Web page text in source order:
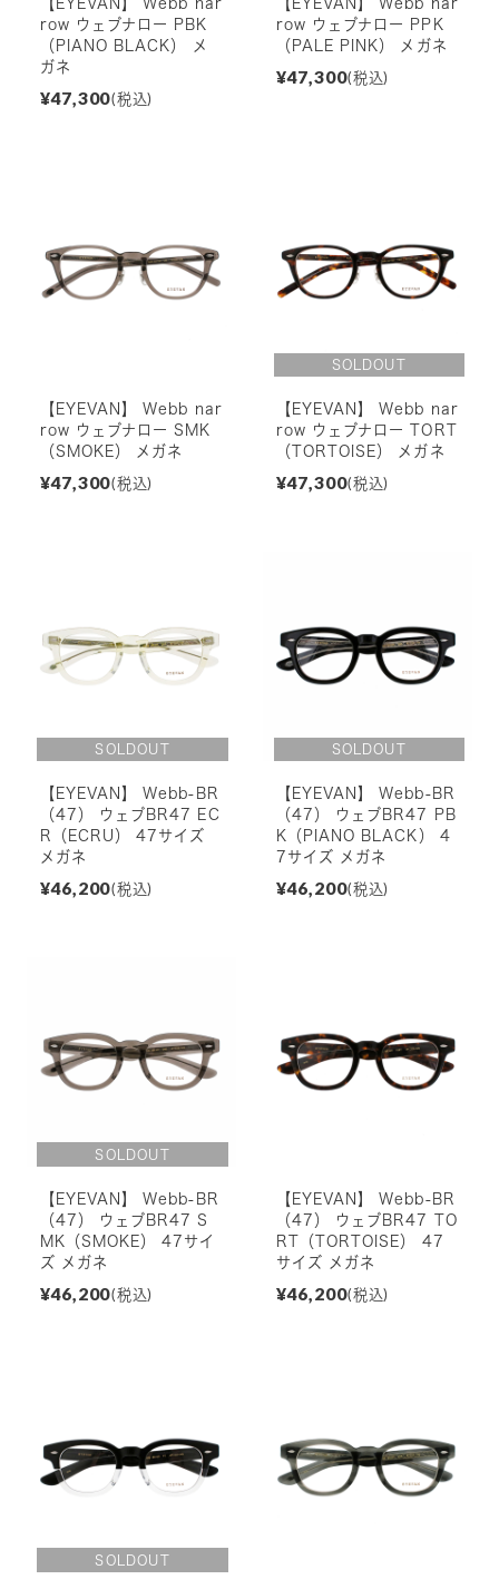
【EYEVAN】 Webb nar
row ウェブナロー PBK
（PIANO BLACK） メ
ガネ
¥47,300(税込)
【EYEVAN】 Webb nar
row ウェブナロー PPK
（PALE PINK） メガネ
¥47,300(税込)
【EYEVAN】 Webb nar
row ウェブナロー SMK
（SMOKE） メガネ
¥47,300(税込)
【EYEVAN】 Webb nar
row ウェブナロー TORT
（TORTOISE） メガネ
¥47,300(税込)
【EYEVAN】 Webb-BR
（47） ウェブBR47 EC
R（ECRU） 47サイズ
メガネ
¥46,200(税込)
【EYEVAN】 Webb-BR
（47） ウェブBR47 PB
K（PIANO BLACK） 4
7サイズ メガネ
¥46,200(税込)
【EYEVAN】 Webb-BR
（47） ウェブBR47 S
MK（SMOKE） 47サイ
ズ メガネ
¥46,200(税込)
【EYEVAN】 Webb-BR
（47） ウェブBR47 TO
RT（TORTOISE） 47
サイズ メガネ
¥46,200(税込)